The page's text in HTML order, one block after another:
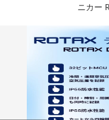
ニカー